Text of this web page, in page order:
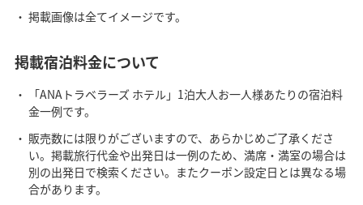
掲載画像は全てイメージです。
掲載宿泊料金について
「ANAトラベラーズ ホテル」1泊大人お一人様あたりの宿泊料
金一例です。
販売数には限りがございますので、あらかじめご了承くださ
い。掲載旅行代金や出発日は一例のため、満席・満室の場合は
別の出発日で検索ください。またクーポン設定日とは異なる場
合があります。